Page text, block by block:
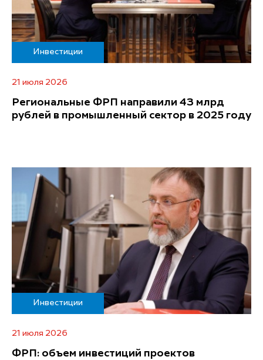
Инвестиции
21 июля 2026
Региональные ФРП направили 43 млрд
рублей в промышленный сектор в 2025 году
Инвестиции
21 июля 2026
ФРП: объем инвестиций проектов